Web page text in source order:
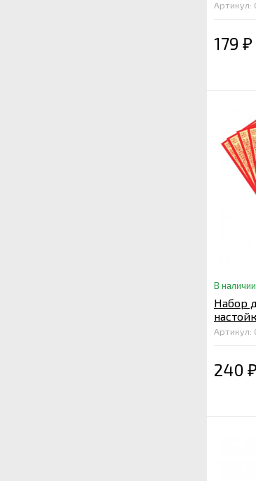
Артикул:
179 ₽
В наличии
Набор
Артикул:
240 ₽